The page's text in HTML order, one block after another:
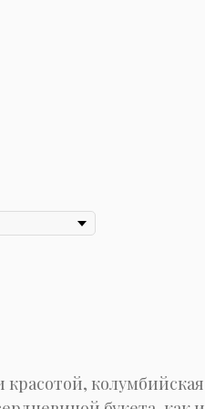
колумбийская